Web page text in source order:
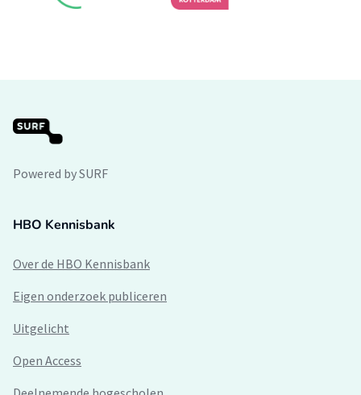
Powered by SURF
HBO Kennisbank
Over de HBO Kennisbank
Eigen onderzoek publiceren
Uitgelicht
Open Access